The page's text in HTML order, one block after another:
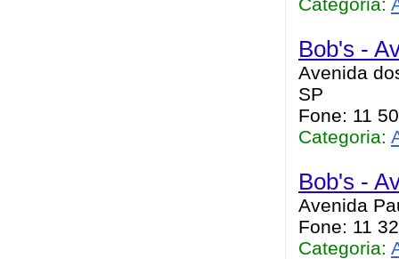
Bob's -
Avenida
SP
Fone: 11
Categoria:
Bob's -
Avenida
Fone: 11
Categoria: